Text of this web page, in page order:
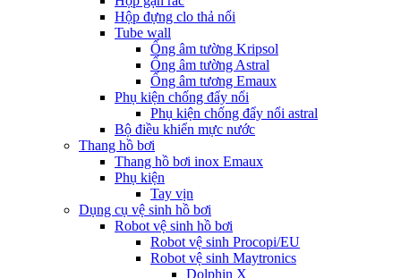
Hộp đựng clo thả nổi
Tube wall
Ống âm tường Kripsol
Ống âm tường Astral
Ống âm tương Emaux
Phụ kiện chống đẩy nổi
Phụ kiện chống đẩy nổi astral
Bộ điều khiển mực nước
Thang hồ bơi
Thang hồ bơi inox Emaux
Phụ kiện
Tay vịn
Dụng cụ vệ sinh hồ bơi
Robot vệ sinh hồ bơi
Robot vệ sinh Procopi/EU
Robot vệ sinh Maytronics
Dolphin X